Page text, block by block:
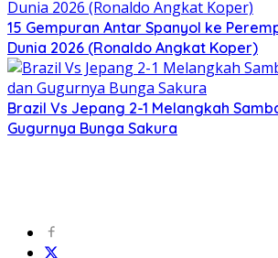
15 Gempuran Antar Spanyol ke
Dunia 2026 (Ronaldo Angkat Koper)
Brazil Vs Jepang 2-1 Melangkah
Gugurnya Bunga Sakura